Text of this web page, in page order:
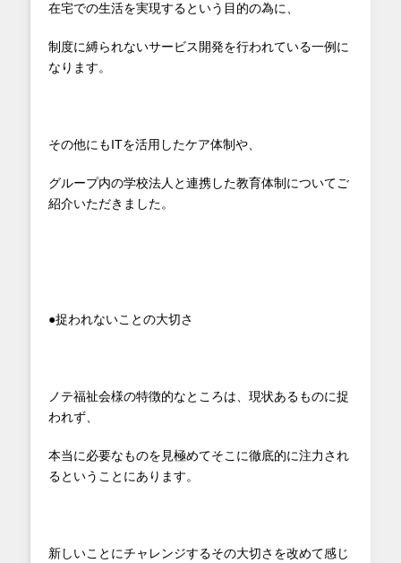
在宅での生活を実現するという目的の為に、
制度に縛られないサービス開発を行われている一例に
なります。
その他にもITを活用したケア体制や、
グループ内の学校法人と連携した教育体制についてご
紹介いただきました。
●捉われないことの大切さ
ノテ福祉会様の特徴的なところは、現状あるものに捉
われず、
本当に必要なものを見極めてそこに徹底的に注力され
るということにあります。
新しいことにチャレンジするその大切さを改めて感じ